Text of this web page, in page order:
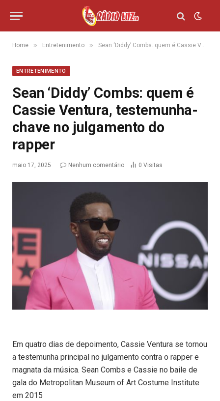
Home » Entretenimento » Sean ‘Diddy’ Combs: quem é Cassie Ventura, testemunha-chave no julgamento do rapper
ENTRETENIMENTO
Sean ‘Diddy’ Combs: quem é
Cassie Ventura, testemunha-
chave no julgamento do
rapper
maio 17, 2025 Nenhum comentário 0 Visitas
Em quatro dias de depoimento, Cassie Ventura se tornou
a testemunha principal no julgamento contra o rapper e
magnata da música. Sean Combs e Cassie no baile de
gala do Metropolitan Museum of Art Costume Institute
em 2015